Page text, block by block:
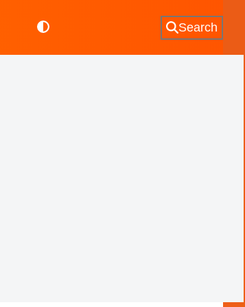
Search